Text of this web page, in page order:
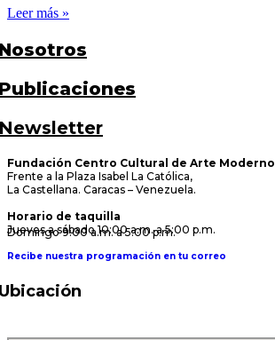
Leer más »
Fundación Centro Cultural de Arte Moderno
Frente a la Plaza Isabel La Católica,
La Castellana. Caracas – Venezuela.
Horario de taquilla
Jueves a sábado 10:00 a.m. a 5:00 p.m.
Domingo 9:00 a.m. a 5:00 p.m.
Recibe nuestra programación en tu correo